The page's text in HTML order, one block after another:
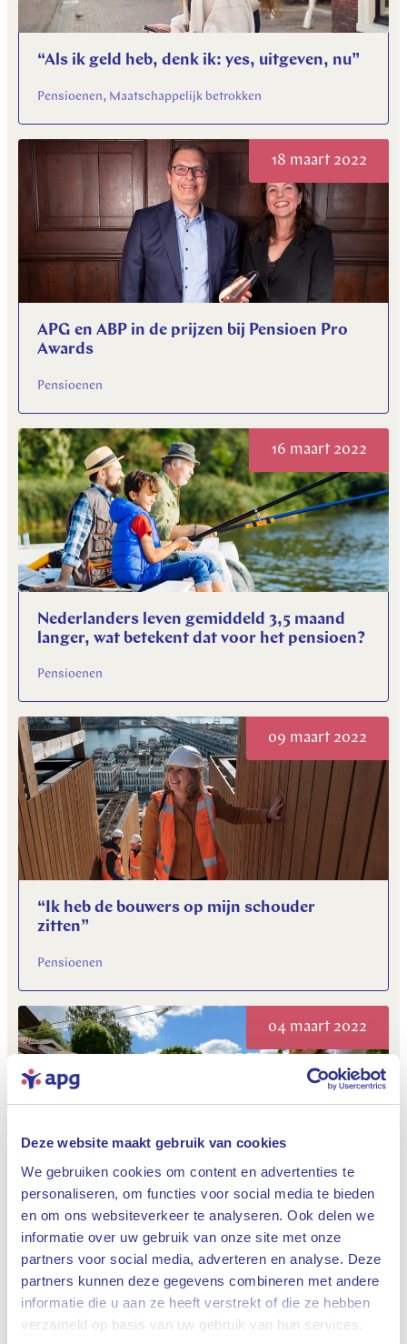
Deze website maakt gebruik van cookies
We gebruiken cookies om content en advertenties te
personaliseren, om functies voor social media te bieden
en om ons websiteverkeer te analyseren. Ook delen we
informatie over uw gebruik van onze site met onze
partners voor social media, adverteren en analyse. Deze
partners kunnen deze gegevens combineren met andere
informatie die u aan ze heeft verstrekt of die ze hebben
verzameld op basis van uw gebruik van hun services.
Sluiten
“Als ik geld heb, denk ik: yes, uitgeven, nu”
Pensioenen, Maatschappelijk betrokken
18 maart 2022
APG en ABP in de prijzen bij Pensioen Pro
Awards
Pensioenen
16 maart 2022
Nederlanders leven gemiddeld 3,5 maand
langer, wat betekent dat voor het pensioen?
Pensioenen
09 maart 2022
“Ik heb de bouwers op mijn schouder
zitten”
Pensioenen
04 maart 2022
Zweeds pensioen: niet royaal maar rijk aan
keuze
Pensioenen
02 maart 2022